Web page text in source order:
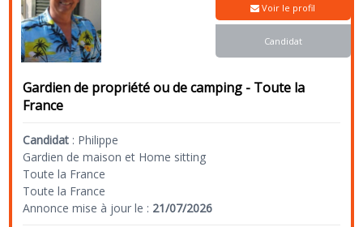
Gardien de propriété ou de camping - Toute la
France
Candidat : Philippe
Gardien de maison et Home sitting
Toute la France
Toute la France
Annonce mise à jour le : 21/07/2026
Voir le profil
Candidat